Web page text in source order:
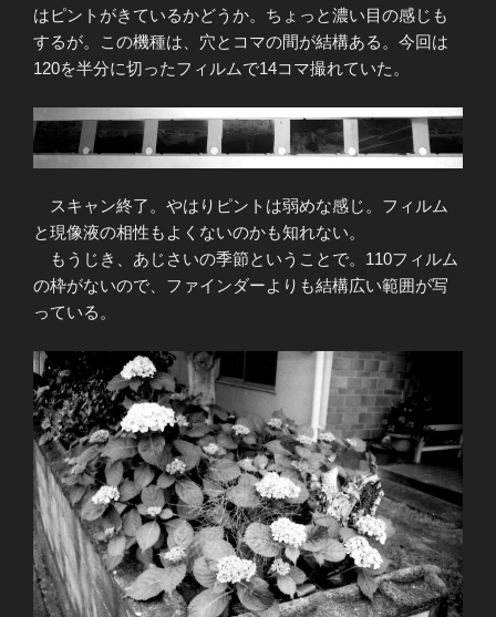
はピントがきているかどうか。ちょっと濃い目の感じも
するが。この機種は、穴とコマの間が結構ある。今回は
120を半分に切ったフィルムで14コマ撮れていた。
スキャン終了。やはりピントは弱めな感じ。フィルム
と現像液の相性もよくないのかも知れない。
もうじき、あじさいの季節ということで。110フィルム
の枠がないので、ファインダーよりも結構広い範囲が写
っている。